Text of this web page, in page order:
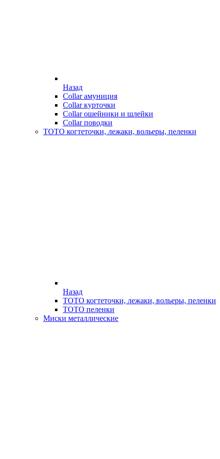
Назад
Collar амуниция
Collar курточки
Collar ошейники и шлейки
Collar поводки
ТОТО когтеточки, лежаки, вольеры, пеленки
Назад
ТОТО когтеточки, лежаки, вольеры, пеленки
ТОТО пеленки
Миски металлические